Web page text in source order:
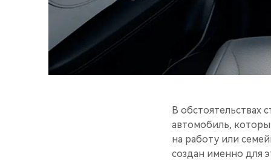
В обстоятельствах
автомобиль,
на работу или
создан именно для